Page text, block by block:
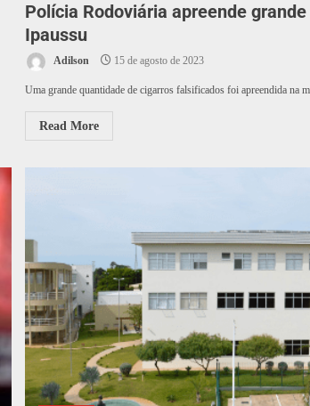
Polícia Rodoviária apreende
Ipaussu
Adilson 15 de agosto de 2023
Uma grande quantidade de cigarros falsificados foi apreendida na
Read More